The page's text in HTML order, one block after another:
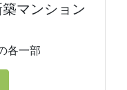
マンション
各一部